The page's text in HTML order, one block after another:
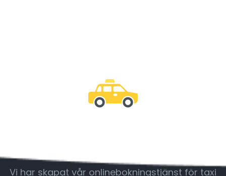
Vi har skapat vår onlinebokningstjänst för taxi